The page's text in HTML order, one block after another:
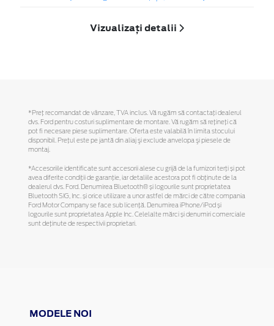
Vizualizați detalii
*Preţ recomandat de vânzare, TVA inclus. Vă rugăm să contactaţi dealerul
dvs. Ford pentru costuri suplimentare de montare. Vă rugăm să reţineţi că
pot fi necesare piese suplimentare. Oferta este valabilă în limita stocului
disponibil. Preţul este pe jantă din aliaj şi exclude anvelopa şi piesele de
montaj.
*Accesoriile identificate sunt accesorii alese cu grijă de la furnizori terți și pot
avea diferite condiții de garanție, iar detaliile acestora pot fi obținute de la
dealerul dvs. Ford. Denumirea Bluetooth® și logourile sunt proprietatea
Bluetooth SIG, Inc. și orice utilizare a unor astfel de mărci de către compania
Ford Motor Company se face sub licență. Denumirea iPhone/iPod și
logourile sunt proprietatea Apple Inc. Celelalte mărci și denumiri comerciale
sunt deținute de respectivii proprietari.
MODELE NOI